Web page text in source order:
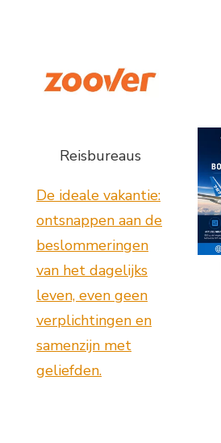
Reisbureaus
De ideale vakantie:
ontsnappen aan de
beslommeringen
van het dagelijks
leven, even geen
verplichtingen en
samenzijn met
geliefden.